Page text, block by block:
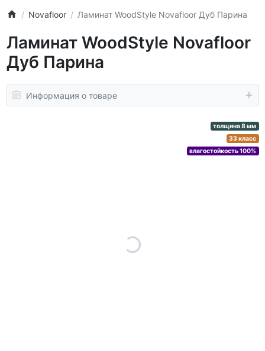
Novafloor Ламинат WoodStyle Novafloor Дуб Парина
Ламинат WoodStyle Novafloor
Дуб Парина
Информация о товаре
толщина 8 мм
33 класс
влагостойкость 100%